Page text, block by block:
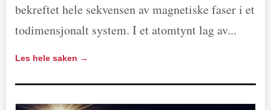
bekreftet hele sekvensen av magnetiske faser i et
todimensjonalt system. I et atomtynt lag av...
Les hele saken →